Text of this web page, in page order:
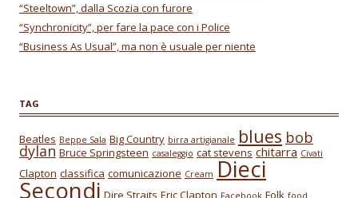
“Steeltown”, dalla Scozia con furore
“Synchronicity”, per fare la pace con i Police
“Business As Usual”, ma non è usuale per niente
TAG
Beatles Beppe Sala Big Country birra artigianale blues bob
dylan Bruce Springsteen casaleggio cat stevens chitarra Civati
Clapton classifica comunicazione Cream Dieci
Secondi Dire Straits Eric Clapton Folk